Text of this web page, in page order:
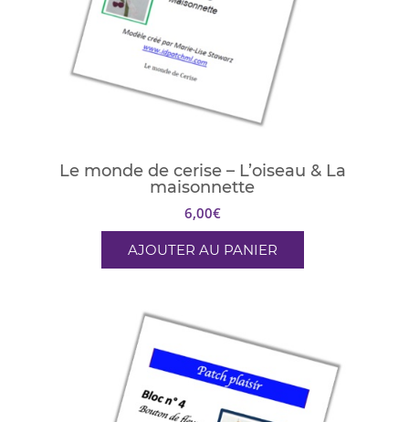
Le monde de cerise – L’oiseau & La
maisonnette
6,00€
AJOUTER AU PANIER